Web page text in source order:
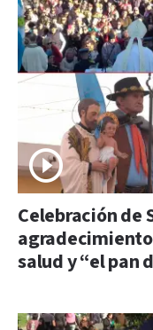
Celebración de
salud y “el pan